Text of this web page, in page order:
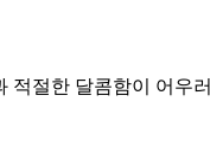
적절한 달콤함이 어우